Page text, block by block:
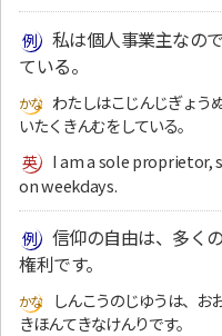
私は個人事業主なの
ている。
わたしはこじんじぎょう
いたくきんむをしている。
I am a sole proprietor,
on weekdays.
信仰の自由は、多く
権利です。
しんこうのじゆうは、お
きほんてきなけんりです。